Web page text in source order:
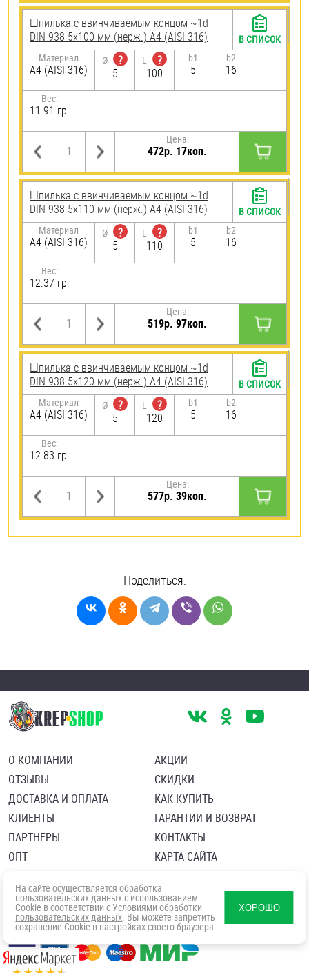
Шпилька c ввинчиваемым концом ~1d
DIN 938 5х100 мм (нерж.) A4 (AISI 316)
Материал
A4 (AISI 316)
Ø
?
5
L
?
100
b1
5
b2
16
Вес:
11.91 гр.
Цена:
472р. 17коп.
В СПИСОК
Шпилька c ввинчиваемым концом ~1d
DIN 938 5х110 мм (нерж.) A4 (AISI 316)
Материал
A4 (AISI 316)
Ø
?
5
L
?
110
b1
5
b2
16
Вес:
12.37 гр.
Цена:
519р. 97коп.
В СПИСОК
Шпилька c ввинчиваемым концом ~1d
DIN 938 5х120 мм (нерж.) A4 (AISI 316)
Материал
A4 (AISI 316)
Ø
?
5
L
?
120
b1
5
b2
16
Вес:
12.83 гр.
Цена:
577р. 39коп.
В СПИСОК
Поделиться:
О КОМПАНИИ
ОТЗЫВЫ
ДОСТАВКА И ОПЛАТА
КЛИЕНТЫ
ПАРТНЕРЫ
ОПТ
АКЦИИ
СКИДКИ
КАК КУПИТЬ
ГАРАНТИИ И ВОЗВРАТ
КОНТАКТЫ
КАРТА САЙТА
Политика в отношении обработки персональных данных
Согласие посетителя сайта на обработку персональных данны
На сайте осуществляется обработка
пользовательских данных с использованием
Cookie в соответствии с Условиями обработки
пользовательских данных. Вы можете запретить
сохранение Cookie в настройках своего браузера.
ХОРОШО